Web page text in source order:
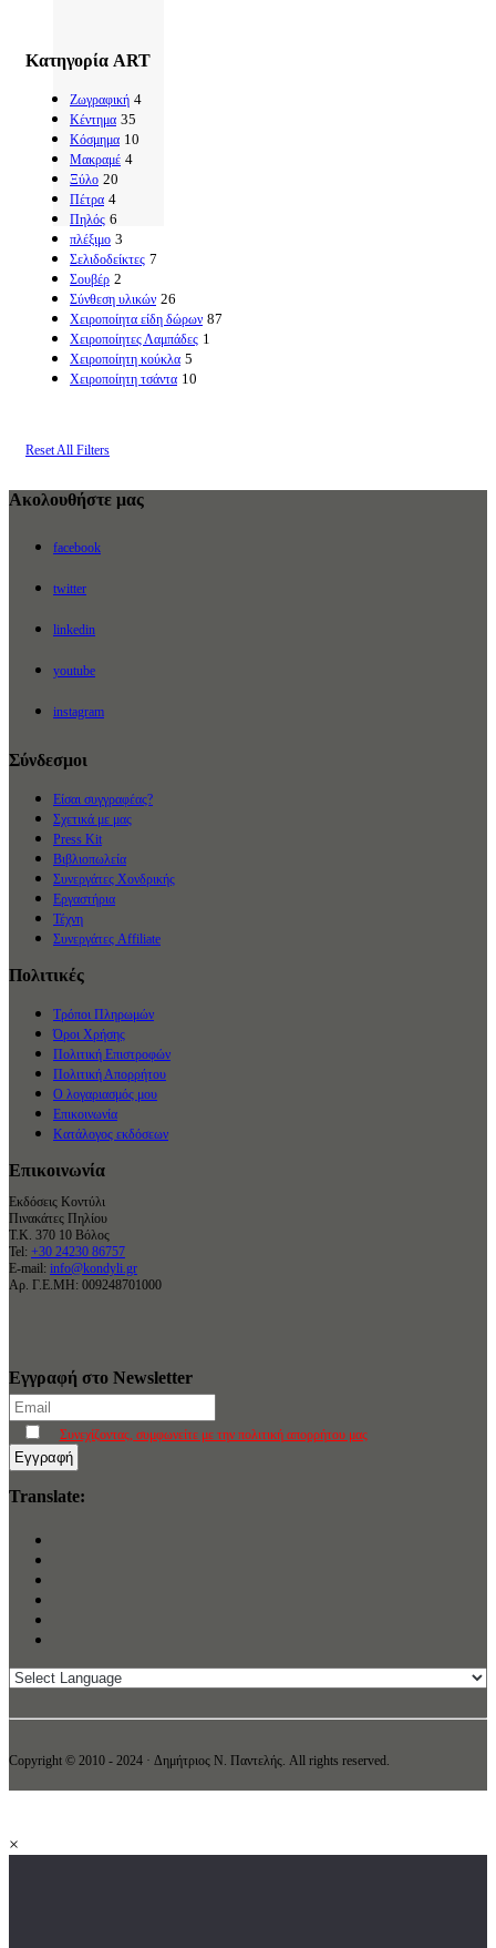
Κατηγορία ART
Ζωγραφική 4
Κέντημα 35
Κόσμημα 10
Μακραμέ 4
Ξύλο 20
Πέτρα 4
Πηλός 6
πλέξιμο 3
Σελιδοδείκτες 7
Σουβέρ 2
Σύνθεση υλικών 26
Χειροποίητα είδη δώρων 87
Χειροποίητες Λαμπάδες 1
Χειροποίητη κούκλα 5
Χειροποίητη τσάντα 10
Reset All Filters
Ακολουθήστε μας
facebook
twitter
linkedin
youtube
instagram
Σύνδεσμοι
Είσαι συγγραφέας?
Σχετικά με μας
Press Kit
Βιβλιοπωλεία
Συνεργάτες Χονδρικής
Εργαστήρια
Τέχνη
Συνεργάτες Affiliate
Πολιτικές
Τρόποι Πληρωμών
Όροι Χρήσης
Πολιτική Επιστροφών
Πολιτική Απορρήτου
Ο λογαριασμός μου
Επικοινωνία
Κατάλογος εκδόσεων
Επικοινωνία
Εκδόσεις Κοντύλι
Πινακάτες Πηλίου
Τ.Κ. 370 10 Βόλος
Tel: +30 24230 86757
E-mail: info@kondyli.gr
Αρ. Γ.Ε.ΜΗ: 009248701000
Εγγραφή στο Newsletter
Συνεχίζοντας, συμφωνείτε με την πολιτική απορρήτου μας
Translate:
Copyright © 2010 - 2024 · Δημήτριος N. Παντελής. All rights reserved.
×